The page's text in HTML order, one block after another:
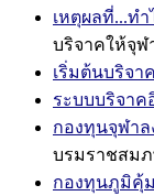
เหตุผลที่...ท
บริจาคให้จุฬ
เริ่มต้นบริจาค
ระบบบริจาค
กองทุนจุฬา
บรมราชสม
กองทุนภูมิคุ้